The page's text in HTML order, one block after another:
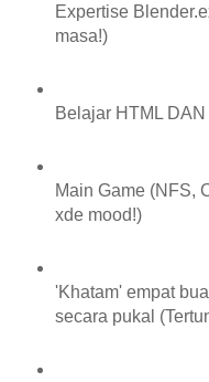
Expertise
masa!)
Belajar HTML
Main Game (NFS,
xde mood!)
'Khatam' empat
secara pukal